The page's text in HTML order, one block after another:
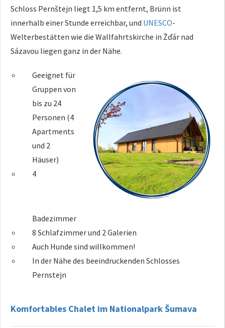
Schloss Pernštejn liegt 1,5 km entfernt, Brünn ist
innerhalb einer Stunde erreichbar, und UNESCO-
Welterbestätten wie die Wallfahrtskirche in Žďár nad
Sázavou liegen ganz in der Nähe.
Geeignet für
Gruppen von
bis zu 24
Personen (4
Apartments
und 2
Häuser)
4
Badezimmer
8 Schlafzimmer und 2 Galerien
Auch Hunde sind willkommen!
In der Nähe des beeindruckenden Schlosses
Pernstejn
Komfortables Chalet im Nationalpark Šumava